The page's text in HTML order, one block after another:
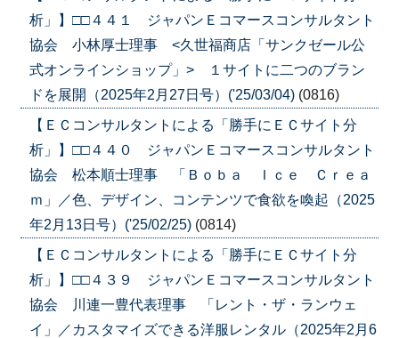
析」】□□４４１ ジャパンＥコマースコンサルタント
協会 小林厚士理事 <久世福商店「サンクゼール公
式オンラインショップ」> １サイトに二つのブラン
ドを展開（2025年2月27日号）('25/03/04) (0816)
【ＥＣコンサルタントによる「勝手にＥＣサイト分
析」】□□４４０ ジャパンＥコマースコンサルタント
協会 松本順士理事 「Ｂｏｂａ Ｉｃｅ Ｃｒｅａ
ｍ」／色、デザイン、コンテンツで食欲を喚起（2025
年2月13日号）('25/02/25) (0814)
【ＥＣコンサルタントによる「勝手にＥＣサイト分
析」】□□４３９ ジャパンＥコマースコンサルタント
協会 川連一豊代表理事 「レント・ザ・ランウェ
イ」／カスタマイズできる洋服レンタル（2025年2月6